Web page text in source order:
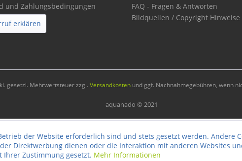
und Zahlungsbedingungen
erklären
FAQ - Fragen & Antworten
Bildquellen / Copyright Hinweise
gesetzl. Mehrwertsteuer zzgl. Versandkostenund ggf. Nachnahmegebühren, wenn
aquanado © 2021
der Website erforderlich sind und stets gesetzt werden. Andere
Direktwerbung dienen oder die Interaktion mit anderen Websites
Ihrer Zustimmung gesetzt. Mehr Informationen